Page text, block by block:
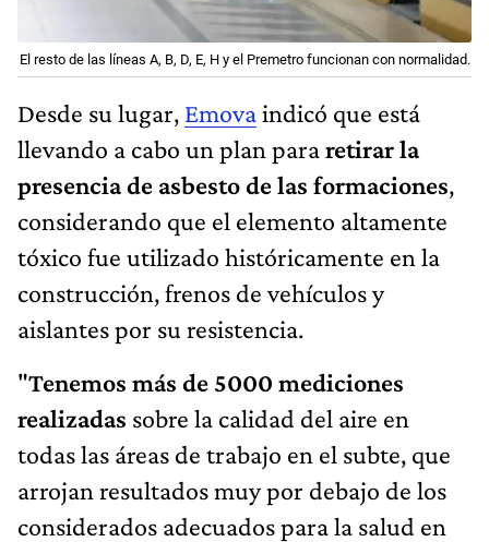
El resto de las líneas A, B, D, E, H y el Premetro funcionan con normalidad.
Desde su lugar, Emovaindicó que está
llevando a cabo un plan pararetirar la
presencia de asbesto de las formaciones,
considerando que el elemento altamente
tóxico fue utilizado históricamente en la
construcción, frenos de vehículos y
aislantes por su resistencia.
"Tenemos más de 5000 mediciones
realizadas sobre la calidad del aire en
todas las áreas de trabajo en el subte, que
arrojan resultados muy por debajo de los
considerados adecuados para la salud en